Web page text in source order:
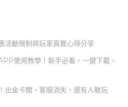
活動限制與玩家真實心得分享
使用教學！新手必看，一鍵下載，
出金卡關、客服消失，還有人敢玩